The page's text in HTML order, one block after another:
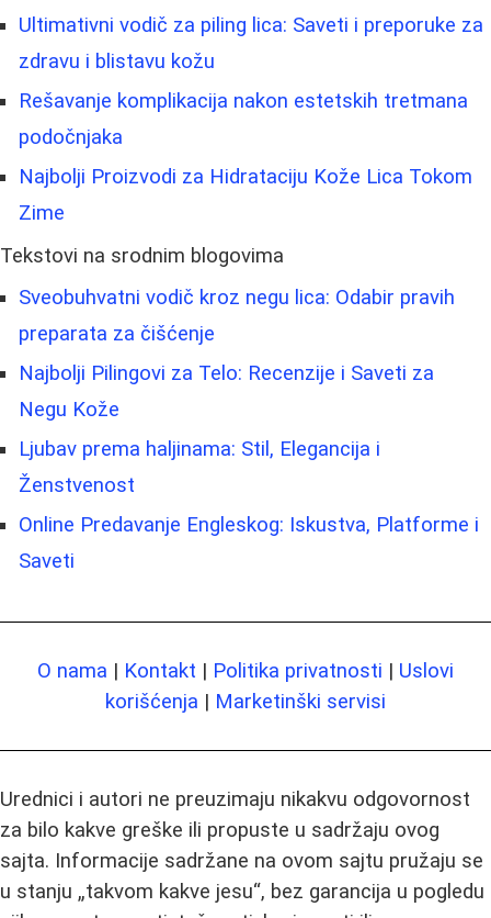
Ultimativni vodič za piling lica: Saveti i preporuke za
zdravu i blistavu kožu
Rešavanje komplikacija nakon estetskih tretmana
podočnjaka
Najbolji Proizvodi za Hidrataciju Kože Lica Tokom
Zime
Tekstovi na srodnim blogovima
Sveobuhvatni vodič kroz negu lica: Odabir pravih
preparata za čišćenje
Najbolji Pilingovi za Telo: Recenzije i Saveti za
Negu Kože
Ljubav prema haljinama: Stil, Elegancija i
Ženstvenost
Online Predavanje Engleskog: Iskustva, Platforme i
Saveti
O nama | Kontakt | Politika privatnosti | Uslovi
korišćenja | Marketinški servisi
Urednici i autori ne preuzimaju nikakvu odgovornost
za bilo kakve greške ili propuste u sadržaju ovog
sajta. Informacije sadržane na ovom sajtu pružaju se
u stanju „takvom kakve jesu“, bez garancija u pogledu